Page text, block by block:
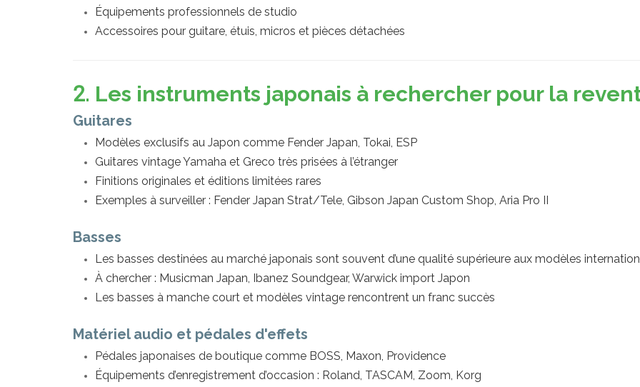
Équipements professionnels de studio
Accessoires pour guitare, étuis, micros et pièces détachées
2. Les instruments japonais à rechercher pour la
Guitares
Modèles exclusifs au Japon comme Fender Japan, Tokai, ESP
Guitares vintage Yamaha et Greco très prisées à l’étranger
Finitions originales et éditions limitées rares
Exemples à surveiller : Fender Japan Strat/Tele, Gibson Japan Custom Shop, Aria Pro II
Basses
Les basses destinées au marché japonais sont souvent d’une qualité supérieure aux modèles
À chercher : Musicman Japan, Ibanez Soundgear, Warwick import Japon
Les basses à manche court et modèles vintage rencontrent un franc succès
Matériel audio et pédales d'effets
Pédales japonaises de boutique comme BOSS, Maxon, Providence
Équipements d’enregistrement d’occasion : Roland, TASCAM, Zoom, Korg